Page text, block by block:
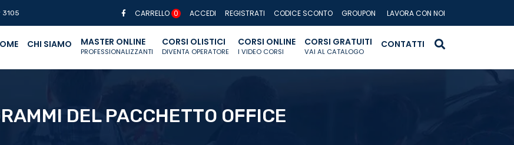
3105 CARRELLO 0 ACCEDI REGISTRATI CODICE SCONTO GROUPON LAVORA CON NOI
CHI SIAMO MASTER ONLINE
PROFESSIONALIZZANTI
CORSI OLISTICI
DIVENTA OPERATORE
CORSI ONLINE
I VIDEO CORSI
CORSI GRATUITI
VAI AL CATALOGO
CONTATTI
DEL PACCHETTO OFFICE